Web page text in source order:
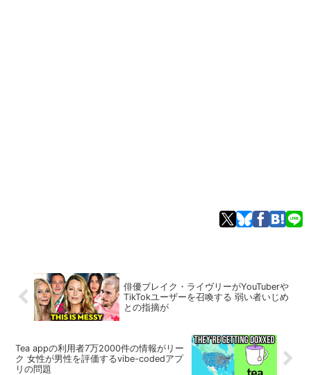
俳優ブレイク・ライヴリーがYouTuberや
TikTokユーザーを召喚する 弱い者いじめ
との指摘が
Tea appの利用者7万2000件の情報がリー
ク 女性が男性を評価するvibe-codedアプ
リの問題